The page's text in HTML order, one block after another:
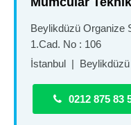
Beylikdüzü Organize
1.Cad. No : 106
İstanbul | Beylikdüzü
0212 875 83